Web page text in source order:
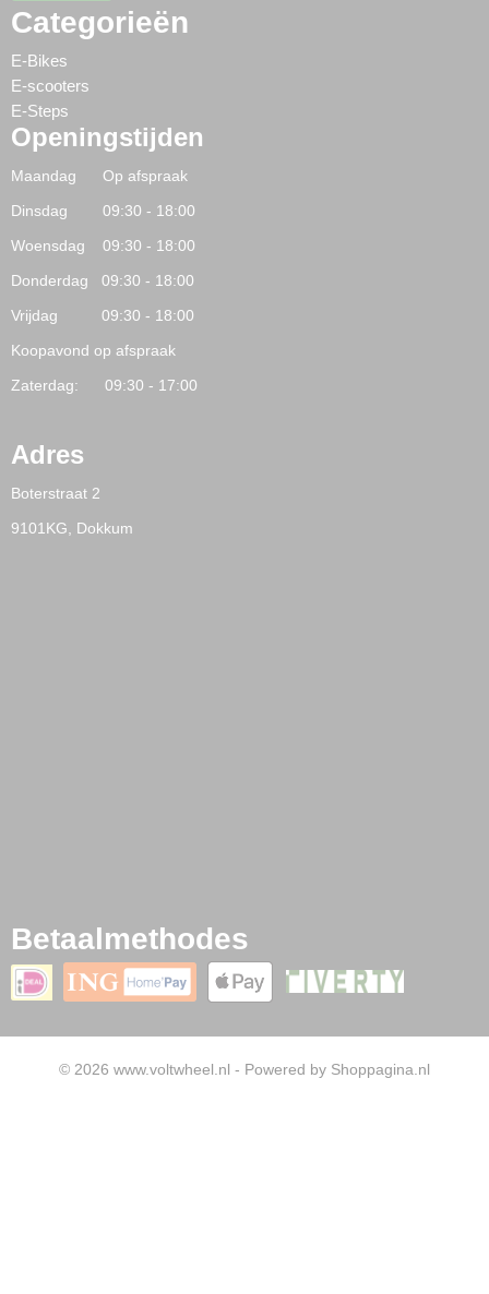
Categorieën
E-Bikes
E-scooters
E-Steps
Openingstijden
Maandag Op afspraak
Dinsdag 09:30 - 18:00
Woensdag 09:30 - 18:00
Donderdag 09:30 - 18:00
Vrijdag 09:30 - 18:00
Koopavond op afspraak
Zaterdag: 09:30 - 17:00
Adres
Boterstraat 2
9101KG, Dokkum
Betaalmethodes
© 2026 www.voltwheel.nl - Powered by Shoppagina.nl